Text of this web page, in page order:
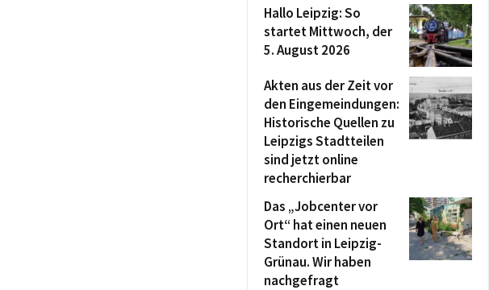
Hallo Leipzig: So
startet Mittwoch, der
5. August 2026
Akten aus der Zeit vor
den Eingemeindungen:
Historische Quellen zu
Leipzigs Stadtteilen
sind jetzt online
recherchierbar
Das „Jobcenter vor
Ort“ hat einen neuen
Standort in Leipzig-
Grünau. Wir haben
nachgefragt